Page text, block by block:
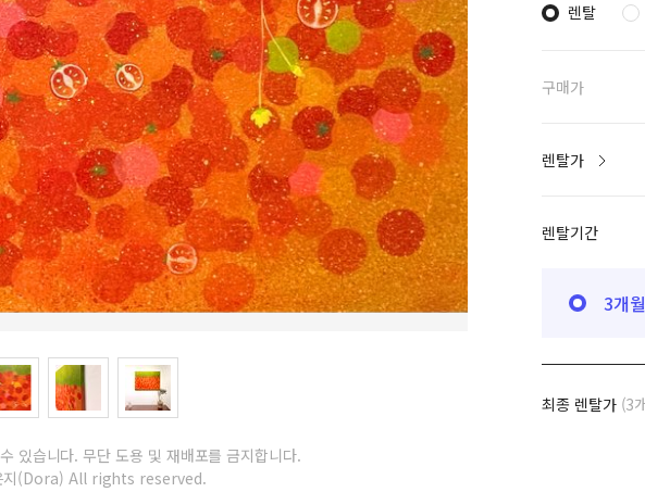
있습니다. 무단 도용 및 재배포를 금지합니다.
(Dora) All rights reserved.
렌탈
구매가
렌탈가
렌탈기간
3개
최종 렌탈가(3